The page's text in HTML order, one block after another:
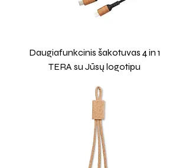
Daugiafunkcinis šakotuvas 4 in 1
TERA su Jūsų logotipu